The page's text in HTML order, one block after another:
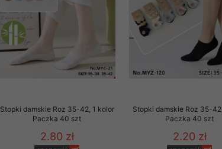
Stopki damskie Roz 35-42, 1 kolor
Paczka 40 szt
2.80 zł
Stopki damskie Roz 35-
Paczka 40 szt
2.20 zł